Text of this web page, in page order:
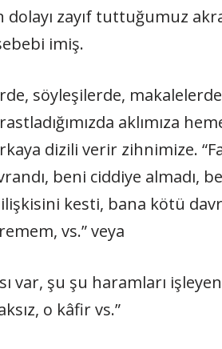
zayıf tuttuğumuz
imiş.
söyleşilerde,
aklımıza
dizili verir zihnimize.
beni ciddiye almadı,
kesti, bana kötü
vs.” veya
var, şu şu haramları
o kâfir vs.”